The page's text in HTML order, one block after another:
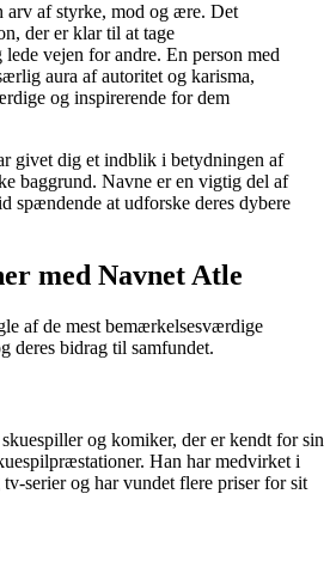
arv af styrke, mod og ære. Det
der er klar til at tage
vejen for andre. En person med
aura af autoritet og karisma,
og inspirerende for dem
givet dig et indblik i betydningen af
baggrund. Navne er en vigtig del af
spændende at udforske deres dybere
med Navnet Atle
af de mest bemærkelsesværdige
deres bidrag til samfundet.
og komiker, der er kendt for sin
Han har medvirket i
serier og har vundet flere priser for sit